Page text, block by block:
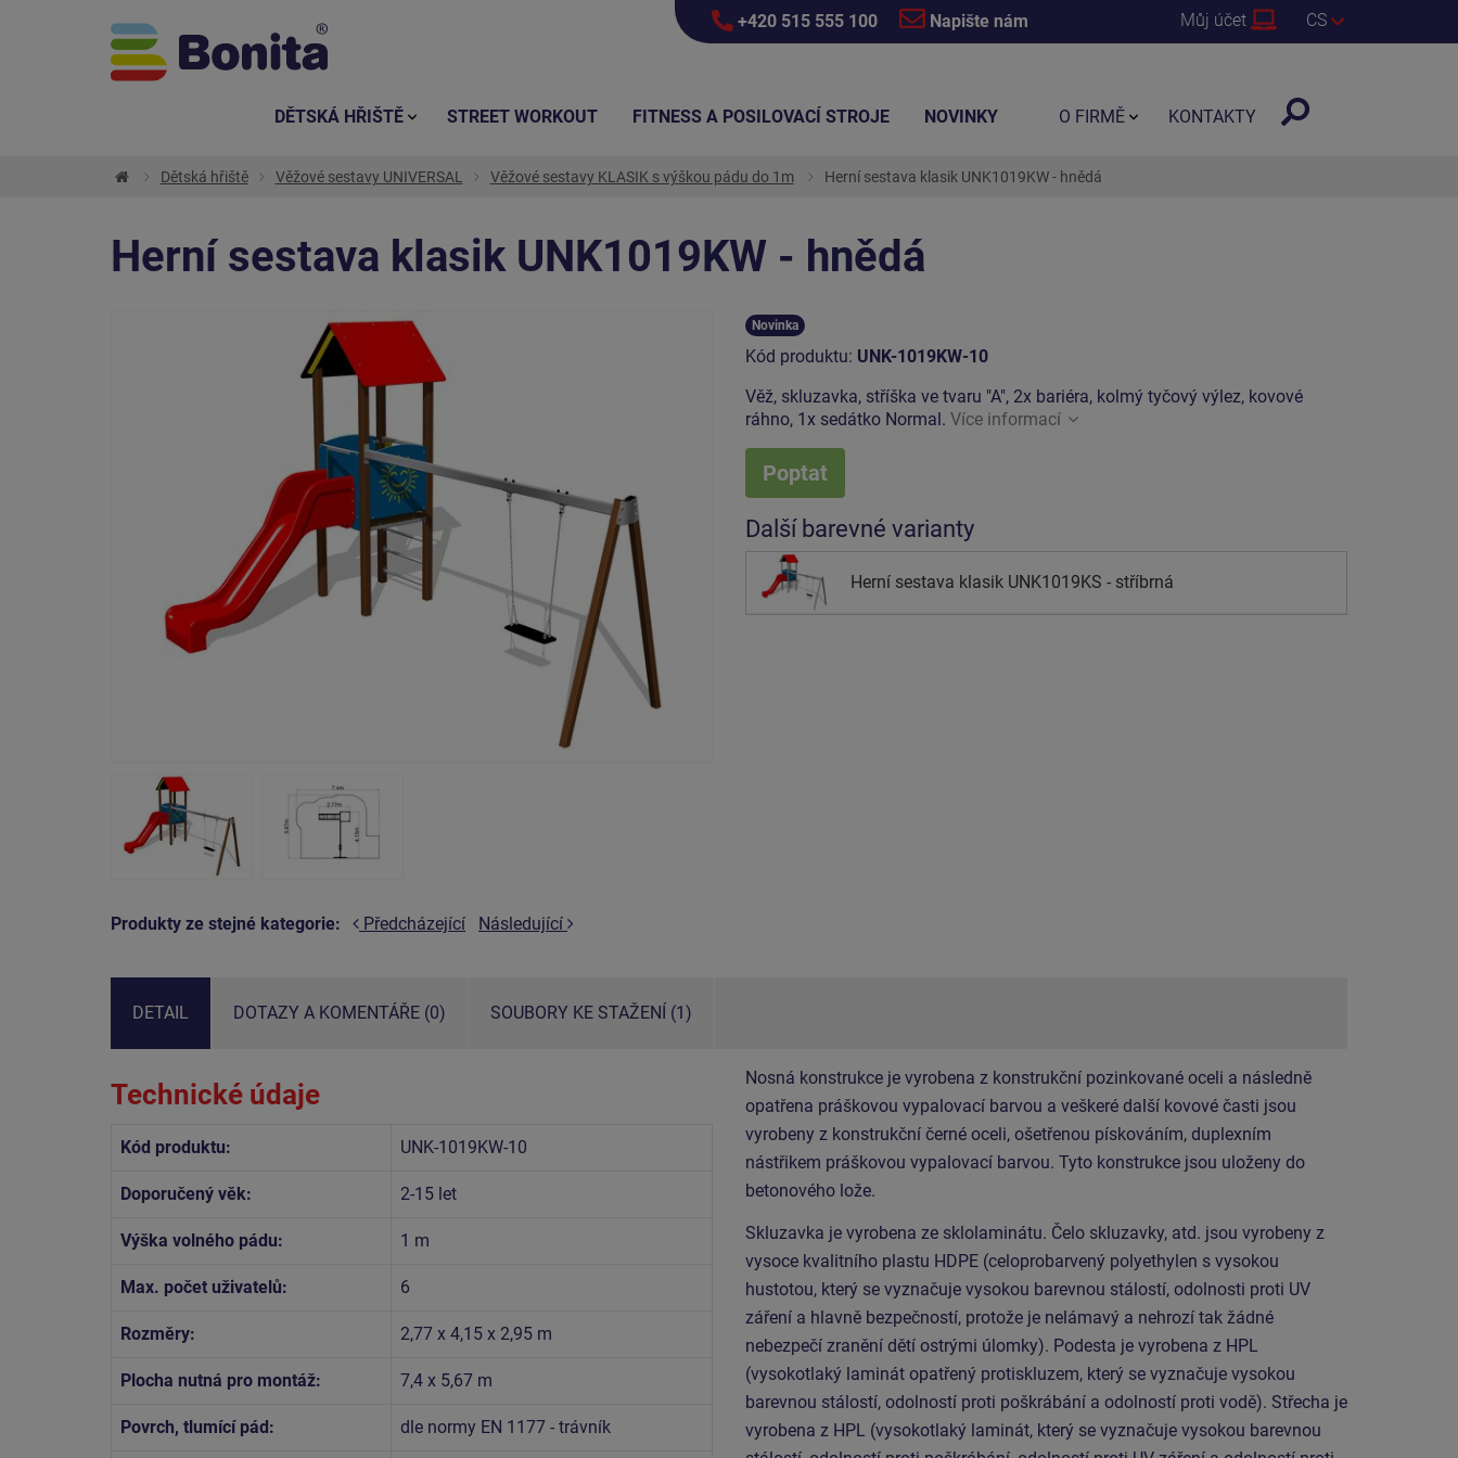
+420 515 555 100 Napište nám Můj účet CS
Dětská hřiště Věžové sestavy UNIVERSAL Věžové sestavy KLASIK s výškou pádu do 1m Herní sestava klasik UNK1019KW - hnědá
Herní sestava klasik UNK1019KW - hnědá
Produkty ze stejné kategorie: Předcházející Následující
Novinka
Kód produktu: UNK-1019KW-10
Věž, skluzavka, stříška ve tvaru "A", 2x bariéra, kolmý tyčový výlez, kovové
ráhno, 1x sedátko Normal. Více informací
Poptat
Další barevné varianty
Herní sestava klasik UNK1019KS - stříbrná
DETAIL DOTAZY A KOMENTÁŘE (0) SOUBORY KE STAŽENÍ (1)
Technické údaje
Kód produktu: UNK-1019KW-10
Doporučený věk: 2-15 let
Výška volného pádu: 1 m
Max. počet uživatelů: 6
Rozměry: 2,77 x 4,15 x 2,95 m
Plocha nutná pro montáž: 7,4 x 5,67 m
Povrch, tlumící pád: dle normy EN 1177 - trávník
Nosná konstrukce je vyrobena z konstrukční pozinkované oceli a následně
opatřena práškovou vypalovací barvou a veškeré další kovové časti jsou
vyrobeny z konstrukční černé oceli, ošetřenou pískováním, duplexním
nástřikem práškovou vypalovací barvou. Tyto konstrukce jsou uloženy do
betonového lože.
Skluzavka je vyrobena ze sklolaminátu. Čelo skluzavky, atd. jsou vyrobeny z
vysoce kvalitního plastu HDPE (celoprobarvený polyethylen s vysokou
hustotou, který se vyznačuje vysokou barevnou stálostí, odolnosti proti UV
záření a hlavně bezpečností, protože je nelámavý a nehrozí tak žádné
nebezpečí zranění dětí ostrými úlomky). Podesta je vyrobena z HPL
(vysokotlaký laminát opatřený protiskluzem, který se vyznačuje vysokou
barevnou stálostí, odolností proti poškrábání a odolností proti vodě). Střecha je
vyrobena z HPL (vysokotlaký laminát, který se vyznačuje vysokou barevnou
DĚTSKÁ HŘIŠTĚ STREET WORKOUT FITNESS A POSILOVACÍ STROJE NOVINKY O FIRMĚ KONTAKTY